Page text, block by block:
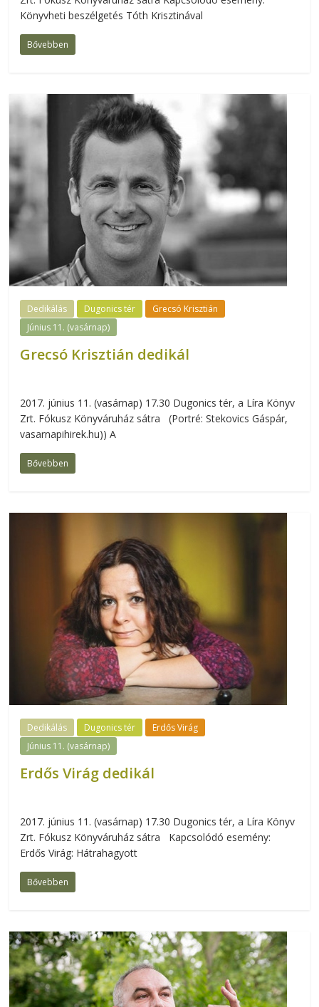
Könyvheti beszélgetés Tóth Krisztinával
Bővebben
Dedikálás Dugonics tér
Grecsó Krisztián
Június 11. (vasárnap)
Grecsó Krisztián dedikál
2017. június 11. (vasárnap) 17.30 Dugonics tér, a Líra Könyv
Zrt. Fókusz Könyváruház sátra (Portré: Stekovics Gáspár,
vasarnapihirek.hu)) A
Bővebben
Dedikálás Dugonics tér
Erdős Virág
Június 11. (vasárnap)
Erdős Virág dedikál
2017. június 11. (vasárnap) 17.30 Dugonics tér, a Líra Könyv
Zrt. Fókusz Könyváruház sátra Kapcsolódó esemény:
Erdős Virág: Hátrahagyott
Bővebben